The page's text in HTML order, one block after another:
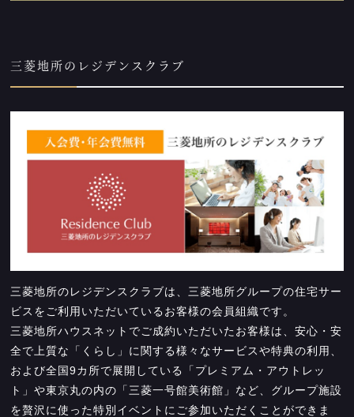
三菱地所のレジデンスクラブ
三菱地所のレジデンスクラブは、三菱地所グループの住宅サー
ビスをご利用いただいているお客様の会員組織です。
三菱地所ハウスネットでご成約いただいたお客様は、安心・安
全で上質な「くらし」に関する様々なサービスや特典の利用、
および全国9カ所で展開している「プレミアム・アウトレッ
ト」や東京丸の内の「三菱一号館美術館」など、グループ施設
を贅沢に使った特別イベントにご参加いただくことができま